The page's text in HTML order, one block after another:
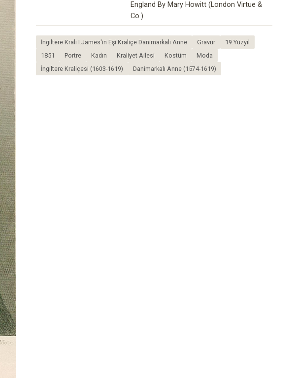
England By Mary Howitt (London Virtue &
Co.)
İngiltere Kralı I.James'in Eşi Kraliçe Danimarkalı Anne Gravür
19.Yüzyıl
1851
Portre Kadın Kraliyet Ailesi Kostüm
Moda
İngiltere Kraliçesi (1603-1619)
Danimarkalı Anne (1574-1619)